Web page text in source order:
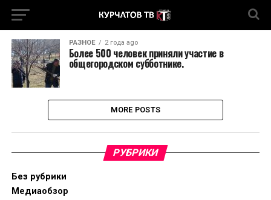
РАЗНОЕ 2 года ago
Более 500 человек приняли участие в
общегородском субботнике.
MORE POSTS
РУБРИКИ
Без рубрики
Медиаобзор